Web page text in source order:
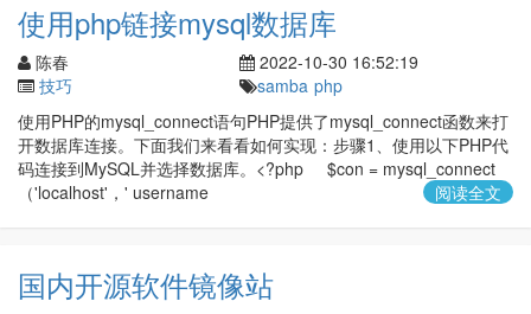
使用php链接mysql数据库
陈春
2022-10-30 16:52:19
技巧
samba php
使用PHP的mysql_connect语句PHP提供了mysql_connect函数来打
开数据库连接。下面我们来看看如何实现：步骤1、使用以下PHP代
码连接到MySQL并选择数据库。<?php $con = mysql_connect
（'localhost'，' username
阅读全文
国内开源软件镜像站